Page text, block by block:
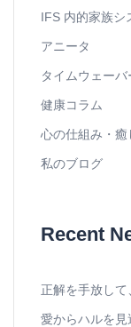
IFS 内的家族シ
アニータ
タイムウェーバ
健康コラム
心の仕組み・癒
私のブログ
Recent
正解を手放し
愛からハルを見